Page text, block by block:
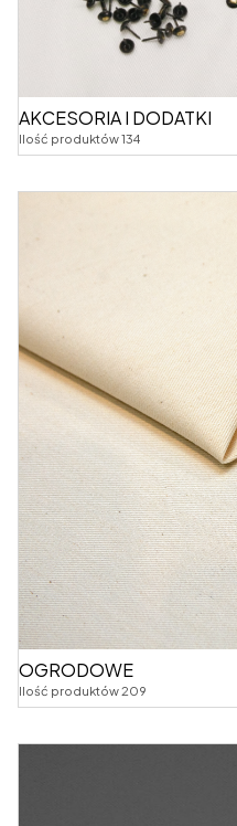
AKCESORIA I DODATKI
Ilość produktów 134
OGRODOWE
Ilość produktów 209